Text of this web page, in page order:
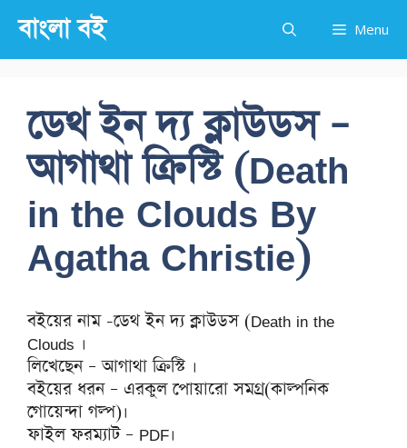
content
বাংলা বই Menu
ডেথ ইন দ্য ক্লাউডস –
আগাথা ক্রিস্টি (Death
in the Clouds By
Agatha Christie)
বইয়ের নাম -ডেথ ইন দ্য ক্লাউডস (Death in the
Clouds ।
লিখেছেন – আগাথা ক্রিস্টি ।
বইয়ের ধরন – এরকুল পোয়ারো সমগ্র(কাল্পনিক
গোয়েন্দা গল্প)।
ফাইল ফরম্যাট – PDF।